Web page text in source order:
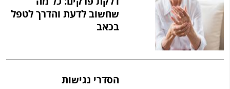
שחשוב לדעת והדרך לטפל
בכאב
הסדרי נגישות